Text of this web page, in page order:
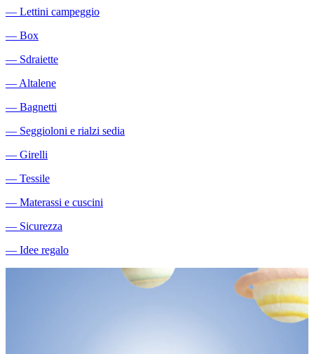
― Lettini campeggio
― Box
― Sdraiette
―Altalene
― Bagnetti
― Seggioloni e rialzi sedia
― Girelli
― Tessile
― Materassi e cuscini
― Sicurezza
― Idee regalo